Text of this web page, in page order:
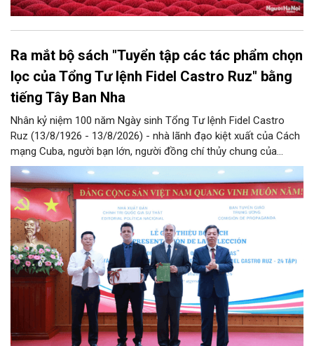
Ra mắt bộ sách "Tuyển tập các tác phẩm chọn
lọc của Tổng Tư lệnh Fidel Castro Ruz" bằng
tiếng Tây Ban Nha
Nhân kỷ niệm 100 năm Ngày sinh Tổng Tư lệnh Fidel Castro
Ruz (13/8/1926 - 13/8/2026) - nhà lãnh đạo kiệt xuất của Cách
mạng Cuba, người bạn lớn, người đồng chí thủy chung của
Đảng, Nhà nước và nhân dân Việt Nam, chiều 5/8, tại Hà Nội,
Nhà xuất bản Chính trị quốc gia Sự thật phối hợp với Ban Tuyên
giáo Trung ương tổ chức Lễ giới thiệu bộ sách “Tuyển tập các
tác phẩm chọn lọc của Tổng Tư lệnh Fidel Castro Ruz” gồm 24
tập bằng tiếng Tây Ban Nha.